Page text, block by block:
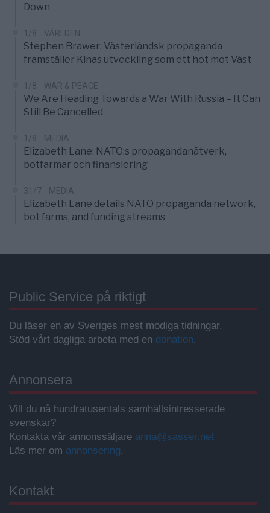
Down
1/8 VÄRLDEN
Stephen Brawer: Västerländsk propaganda
framställer Kinas utveckling som ett hot mot Väst
1/8 WAR & PEACE
We Are Heading Towards a War With Russia – It Can
Still Be Cancelled
1/8 MEDIA
Elizabeth Lane: NATO:s propagandanätverk,
botfarmar och finansiering
31/7 MEDIA
Elizabeth Lane details NATO propaganda network,
bot farms, and funding streams
Public Service på riktigt
Du läser en av Sveriges mest modiga tidningar.
Stöd vårt dagliga arbeta med en donation.
Annonsera
Vill du nå hundratusentals samhällsintresserade
svenskar?
Kontakta vår annonssäljare anna@sasser.net
Läs mer om annonsering.
Kontakt